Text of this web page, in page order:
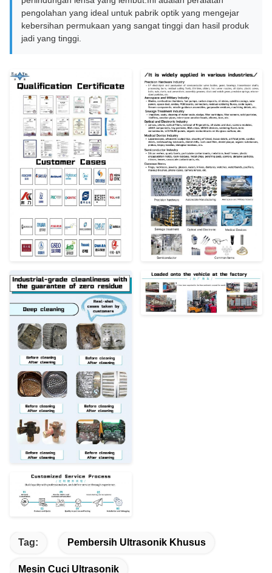
pengolahan yang ideal untuk pabrik optik yang mengejar
kebersihan permukaan yang sangat tinggi dan hasil produk
jadi yang tinggi.
Tag: Pembersih Ultrasonik Khusus
Mesin Cuci Ultrasonik